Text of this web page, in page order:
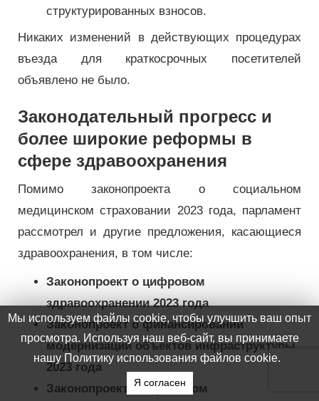
структурированных взносов.
Никаких изменений в действующих процедурах
въезда для краткосрочных посетителей
объявлено не было.
Законодательный прогресс и
более широкие реформы в
сфере здравоохранения
Помимо законопроекта о социальном
медицинском страховании 2023 года, парламент
рассмотрел и другие предложения, касающиеся
здравоохранения, в том числе:
Законопроект о цифровом
здравоохранении 2023 года
Законопроект о финансировании
модернизации объектов инфраструктуры
2023 года
Законопроект о первичном